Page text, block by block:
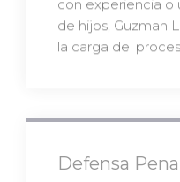
con experiencia o
de hijos, Guzman
la carga del
Defensa